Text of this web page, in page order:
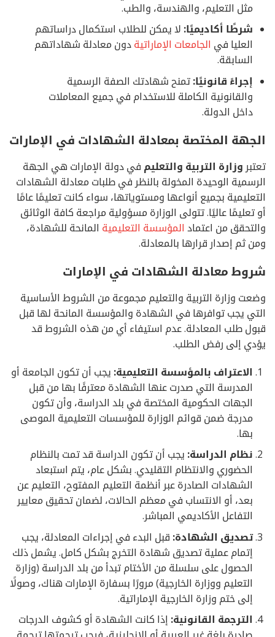
مثل التعليم، والهندسة، والطب.
شرطًا أكاديميًا:لا يمكن للطلاب استكمال دراساتهم
العليا فيالجامعات الإماراتيةدون معادلة شهاداتهم
السابقة.
إجراءً قانونيًا:تمنح شهادتك الصفة الرسمية
والقانونية الكاملة للاستخدام في جميع المعاملات
داخل الدولة.
الجهة المختصة بمعادلة الشهادات في الإمارات
تعتبر وزارة التربية والتعليمفي دولة الإمارات هي الجهة
الرسمية الوحيدة المخولة بالنظر في طلبات معادلة الشهادات
التعليمية بجميع أنواعها ومستوياتها، سواء كانت تعليمًا عامًا
أو تعليمًا عاليًا. تتولى الوزارة مسؤولية مراجعة كافة الوثائق
والتحقق من اعتمادالمؤسسة التعليميةالمانحة للشهادة،
ومن ثم إصدار قرارها بالمعادلة.
شروط معادلة الشهادات في الإمارات
وضعت وزارة التربية والتعليم مجموعة من الشروط الأساسية
التي يجب توافرها في الشهادة والمؤسسة المانحة لها قبل
قبول طلب المعادلة. عدم استيفاء أي من هذه الشروط قد
يؤدي إلى رفض الطلب.
الاعتراف بالمؤسسة التعليمية:يجب أن تكون الجامعة أو
المدرسة التي صدرت عنها الشهادة معترفًا بها من قبل
الجهات الحكومية المختصة في بلد الدراسة، وأن تكون
مدرجة ضمن قوائم الوزارة للمؤسسات التعليمية الموصى
بها.
نظام الدراسة:يجب أن تكون الدراسة قد تمت بالنظام
الحضوري والانتظام التقليدي. بشكل عام، يتم استبعاد
الشهادات الصادرة عبر أنظمة التعليم المفتوح، التعليم عن
بعد، أو الانتساب في معظم الحالات، لضمان تحقيق معايير
التفاعل الأكاديمي المباشر.
تصديق الشهادة:قبل البدء في إجراءات المعادلة، يجب
إتمام عملية تصديق شهادة التخرج بشكل كامل. يشمل ذلك
الحصول على سلسلة من الأختام تبدأ من بلد الدراسة (وزارة
التعليم ووزارة الخارجية) مرورًا بسفارة الإمارات هناك، وصولًا
إلى ختم وزارة الخارجية الإماراتية.
الترجمة القانونية:إذا كانت الشهادة أو كشوف الدرجات